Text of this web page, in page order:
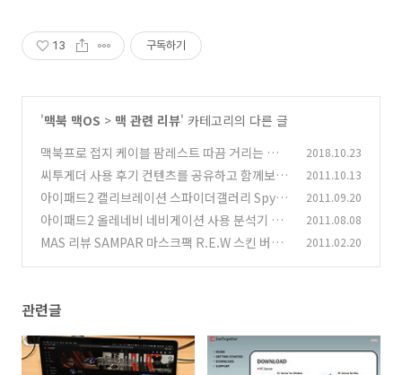
13 구독하기
'맥북 맥OS > 맥 관련 리뷰' 카테고리의 다른 글
맥북프로 접지 케이블 팜레스트 따끔 거리는 현상
잡자
(3)
2018.10.23
씨투게더 사용 후기 컨텐츠를 공유하고 함께보자
(11)
2011.10.13
아이패드2 캘리브레이션 스파이더갤러리 Spyde
rGallery Desktop (11)
2011.09.20
아이패드2 올레네비 네비게이션 사용 분석기 장
점 단점 (11)
2011.08.08
MAS 리뷰 SAMPAR 마스크팩 R.E.W 스킨 버츠
2011.02.20
관련글